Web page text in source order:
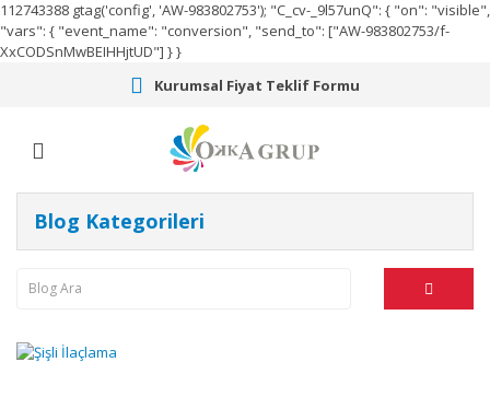
112743388 gtag('config', 'AW-983802753'); "C_cv-_9l57unQ": { "on": "visible",
"vars": { "event_name": "conversion", "send_to": ["AW-983802753/f-
XxCODSnMwBEIHHjtUD"] } }
Kurumsal Fiyat Teklif Formu
Blog Kategorileri